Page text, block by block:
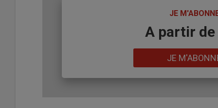
JE
A partir de
JE